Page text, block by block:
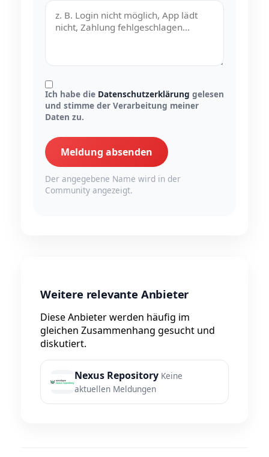
Ich habe die Datenschutzerklärung gelesen
und stimme der Verarbeitung meiner
Daten zu.
Meldung absenden
Der angegebene Name wird in der
Community angezeigt.
Weitere relevante Anbieter
Diese Anbieter werden häufig im
gleichen Zusammenhang gesucht und
diskutiert.
Nexus Repository Keine
aktuellen Meldungen